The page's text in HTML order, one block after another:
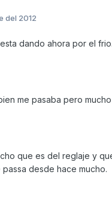
del 2012
dando ahora por el
me pasaba pero
que es del reglaje y
desde hace mucho.